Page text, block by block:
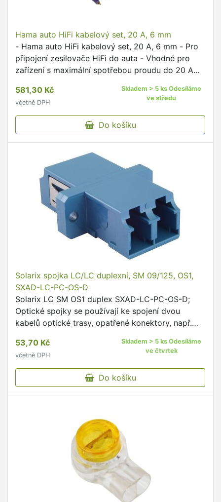
Hama auto HiFi kabelový set, 20 A, 6 mm
- Hama auto HiFi kabelový set, 20 A, 6 mm - Pro
připojení zesilovače HiFi do auta - Vhodné pro
zařízení s maximální spotřebou proudu do 20 A
transparentní, vysoce …
581,30 Kč
včetně DPH
Skladem > 5 ks Odesíláme
ve středu
Do košíku
Solarix spojka LC/LC duplexní, SM 09/125, OS1,
SXAD-LC-PC-OS-D
Solarix LC SM OS1 duplex SXAD-LC-PC-OS-D;
Optické spojky se používají ke spojení dvou
kabelů optické trasy, opatřené konektory, např.
kabelem.
53,70 Kč
včetně DPH
Skladem > 5 ks Odesíláme
ve čtvrtek
Do košíku